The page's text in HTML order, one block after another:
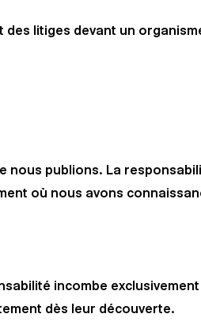
litiges devant un
nous publions. La
où nous avons
incombe exclusivement
dès leur découverte.